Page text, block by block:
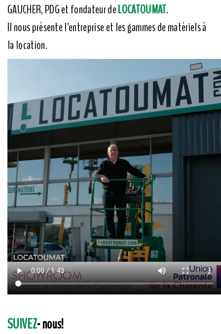
GAUCHER, PDG et fondateur deLOCATOUMAT.
Il nous présente l'entreprise et les gammes de matériels à
la location.
SUIVEZ- nous!